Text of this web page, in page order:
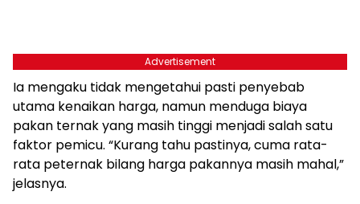
Advertisement
Ia mengaku tidak mengetahui pasti penyebab
utama kenaikan harga, namun menduga biaya
pakan ternak yang masih tinggi menjadi salah satu
faktor pemicu. “Kurang tahu pastinya, cuma rata-
rata peternak bilang harga pakannya masih mahal,”
jelasnya.